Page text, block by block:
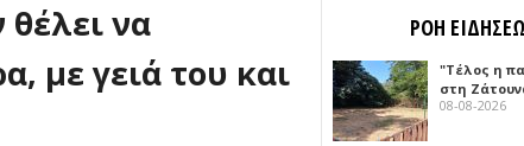
να
με γειά του και
ΡΟΗ
"Τέλος η
στη
08-08-2026